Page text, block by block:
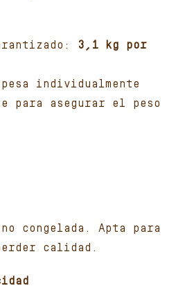
3,1 kg por
individualmente
para asegurar el peso
congelada. Apta para
calidad.